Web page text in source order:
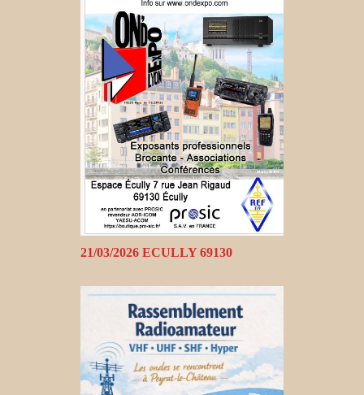
21/03/2026 ECULLY 69130